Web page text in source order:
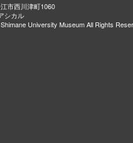
市西川津町1060
シカル
University Museum All Rights